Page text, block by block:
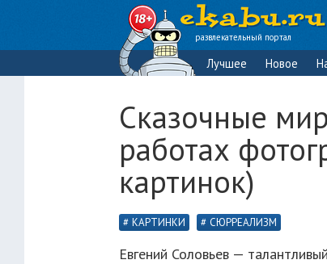
развлекательный портал
Лучшее Новое
Сказочные
работах
картинок)
КАРТИНКИ СЮРРЕАЛИЗМ
Евгений Соловьев —